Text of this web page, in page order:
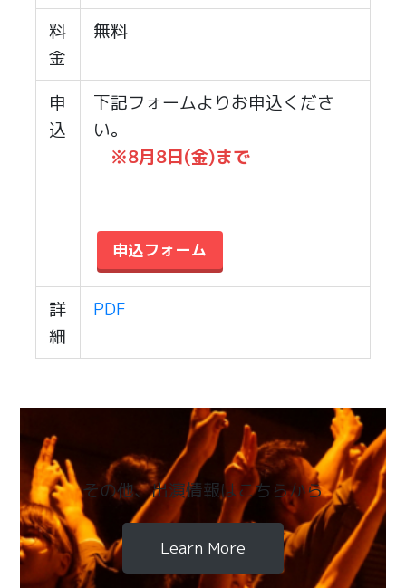
料
金
無料
申
込
下記フォームよりお申込くださ
い。
※8月8日(金)まで
申込フォーム
詳
細
PDF
その他、出演情報はこちらから
Learn More